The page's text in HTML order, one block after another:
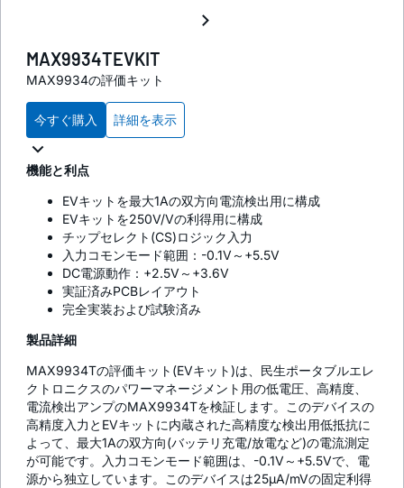
MAX9934TEVKIT
MAX9934の評価キット
今すぐ購入 詳細を表示
機能と利点
EVキットを最大1Aの双方向電流検出用に構成
EVキットを250V/Vの利得用に構成
チップセレクト(CS)ロジック入力
入力コモンモード範囲：-0.1V～+5.5V
DC電源動作：+2.5V～+3.6V
実証済みPCBレイアウト
完全実装および試験済み
製品詳細
MAX9934Tの評価キット(EVキット)は、民生ポータブルエレ
クトロニクスのパワーマネージメント用の低電圧、高精度、
電流検出アンプのMAX9934Tを検証します。このデバイスの
高精度入力とEVキットに内蔵された高精度な検出用低抵抗に
よって、最大1Aの双方向(バッテリ充電/放電など)の電流測定
が可能です。入力コモンモード範囲は、-0.1V～+5.5Vで、電
源から独立しています。このデバイスは25µA/mVの固定利得